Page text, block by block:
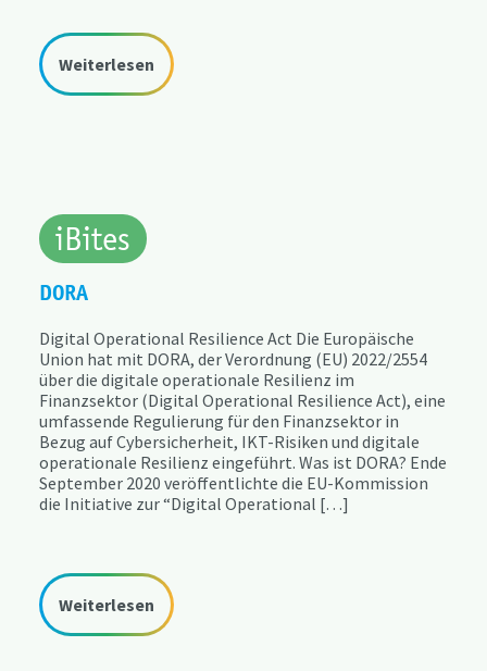
Weiterlesen
iBites
DORA
Digital Operational Resilience Act Die Europäische
Union hat mit DORA, der Verordnung (EU) 2022/2554
über die digitale operationale Resilienz im
Finanzsektor (Digital Operational Resilience Act), eine
umfassende Regulierung für den Finanzsektor in
Bezug auf Cybersicherheit, IKT-Risiken und digitale
operationale Resilienz eingeführt. Was ist DORA? Ende
September 2020 veröffentlichte die EU-Kommission
die Initiative zur “Digital Operational […]
Weiterlesen